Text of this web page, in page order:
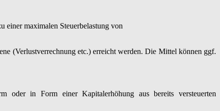
einer maximalen Steuerbelastung von
(Verlustverrechnung etc.) erreicht werden. Die Mittel können ggf.
oder in Form einer Kapitalerhöhung aus bereits versteuerten